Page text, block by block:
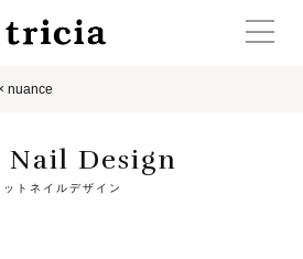
nuance
Nail Design
ットネイルデザイン